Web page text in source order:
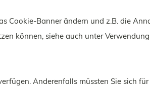
Cookie-Banner ändern und z.B. die
können, siehe auch unter Verwendung
Anderenfalls müssten Sie sich